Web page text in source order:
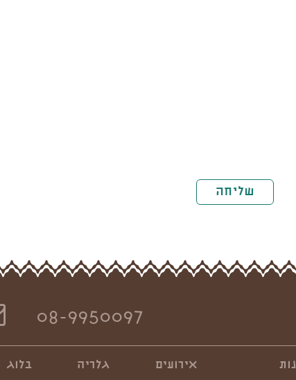
שליחה
08-9950097
אירועים גלריה בלוג